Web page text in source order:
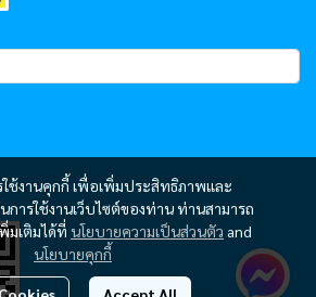
ใช้งานคุกกี้ เพื่อเพิ่มประสิทธิภาพและ
ารใช้งานเว็บไซต์ของท่าน ท่านสามารถ
มเติมได้ที่ นโยบายความเป็นส่วนตัว and
นโยบายคุกกี้